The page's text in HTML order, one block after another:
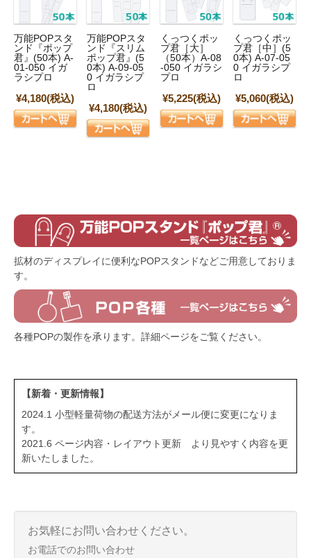
万能POPスタ
ンド『ポップ
君』(50本) A-
01-050 イガ
ラシプロ
¥4,180(税込)
万能POPスタ
ンド『スリム
ポップ君』(5
0本) A-09-05
0 イガラシプ
ロ
¥4,180(税込)
くっつくポッ
プ君［大］
（50本）A-08
-050 イガラシ
プロ
¥5,225(税込)
くっつくポッ
プ君［中］(5
0本) A-07-05
0 イガラシプ
ロ
¥5,060(税込)
拡材のディスプレイに便利なPOPスタンドなどご用意しておりま
す。
各種POPの製作を承ります。詳細ページをご覧ください。
【新着・更新情報】
2024.1 小型軽量荷物の配送方法がメール便に変更になりま
す。
2021.6 ページ内容・レイアウト更新 より見やすく内容を更
新いたしました。
お気軽にお問い合わせください。
お電話でのお問い合わせ